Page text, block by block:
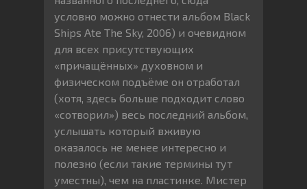
условно можно отнести альбом Black
Ships Ate The Sky, 2006) и очевидном
для всех присутствующих
«причащённых» духовном и
физическом подъёме он отработал
(хотя, здесь больше подходит слово
«сотворил») весь последний альбом,
услышать который вживую
оказалось не менее интересно и
полезно (если такие термины тут
уместны), чем на пластинке. Мистер